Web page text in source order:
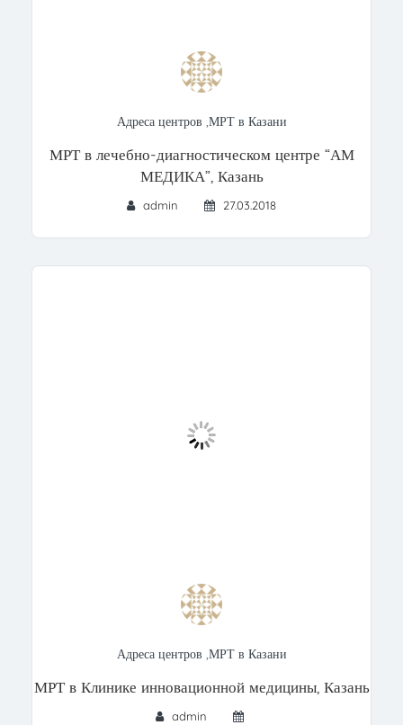
Адреса центров ,МРТ в Казани
МРТ в лечебно-диагностическом центре “АМ
МЕДИКА”, Казань
admin 27.03.2018
Адреса центров ,МРТ в Казани
МРТ в Клинике инновационной медицины, Казань
admin